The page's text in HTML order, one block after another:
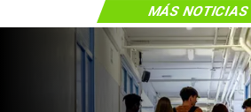
MÁS NOTICIAS